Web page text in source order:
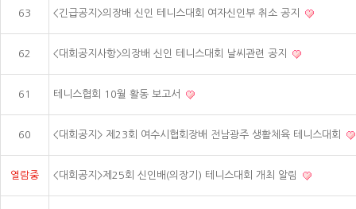
63 <긴급공지>의장배 신인 테니스대회 여자신인부 취소 공지
62 <대회공지사항>의장배 신인 테니스대회 날씨관련 공지
61 테니스협회 10월 활동 보고서
60 <대회공지> 제23회 여수시협회장배 전남광주 생활체육 테니스대회
열람중 <대회공지>제25회 신인배(의장기) 테니스대회 개최 알림